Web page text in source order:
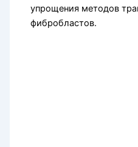
упрощения методов
фибробластов.